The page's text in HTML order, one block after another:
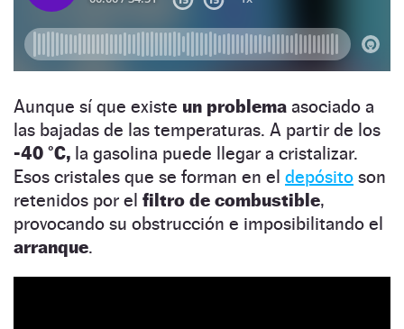
Aunque sí que existe un problema asociado a
las bajadas de las temperaturas. A partir de los
-40 °C, la gasolina puede llegar a cristalizar.
Esos cristales que se forman en el depósito son
retenidos por el filtro de combustible,
provocando su obstrucción e imposibilitando el
arranque.